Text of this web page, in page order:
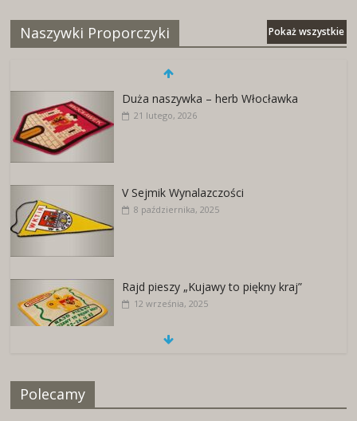
Naszywki Proporczyki Pokaż wszystkie
Duża naszywka – herb Włocławka
21 lutego, 2026
V Sejmik Wynalazczości
8 października, 2025
Rajd pieszy „Kujawy to piękny kraj”
12 września, 2025
Polecamy